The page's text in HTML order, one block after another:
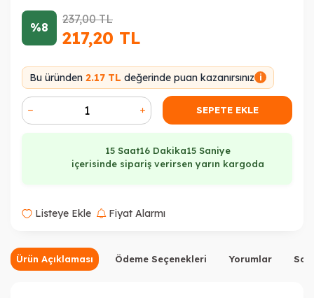
%8
237,00TL
217,20 TL
Bu üründen 2.17 TL değerinde puan kazanırsınız i
SEPETE EKLE
15 Saat16 Dakika15 Saniye
içerisinde sipariş verirsen yarın kargoda
Listeye Ekle Fiyat Alarmı
Ürün Açıklaması Ödeme Seçenekleri Yorumlar